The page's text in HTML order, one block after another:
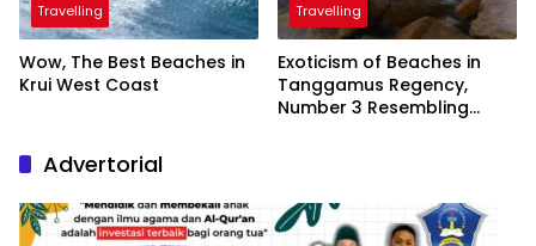
Travelling
Wow, The Best Beaches in
Krui West Coast
Travelling
Exoticism of Beaches in
Tanggamus Regency,
Number 3 Resembling
Advertorial